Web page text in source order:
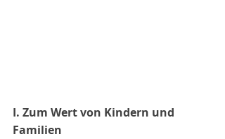
I. Zum Wert von Kindern und
Familien